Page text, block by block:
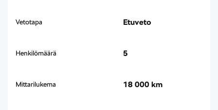
Vetotapa Etuveto
Henkilömäärä 5
Mittarilukema 18 000 km